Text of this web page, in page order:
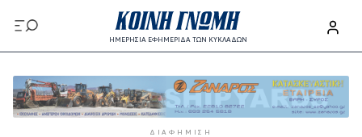
προς
το
περιεχόμενο
ΗΜΕΡΗΣΙΑ ΕΦΗΜΕΡΙΔΑ ΤΩΝ ΚΥΚΛΑΔΩΝ
προς
το
κυρίως
ΔΙΑΦΉΜΙΣΗ